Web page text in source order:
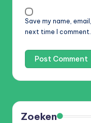
Save my name,
next time I comment.
Zoeken